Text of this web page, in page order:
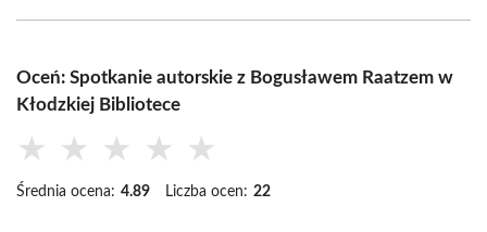
Oceń: Spotkanie autorskie z Bogusławem Raatzem w
Kłodzkiej Bibliotece
★ ★ ★ ★ ★
Średnia ocena: 4.89 Liczba ocen: 22